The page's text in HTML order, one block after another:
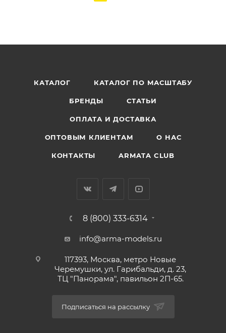
КАТАЛОГ КАТАЛОГ ПО МАСШТАБУ
БРЕНДЫ СТАТЬИ
ОПЛАТА И ДОСТАВКА
ОПТОВЫМ КЛИЕНТАМ О НАС
КОНТАКТЫ ARMATA CLUB
8 (800) 333-6314
info@arma-models.ru
117393, Москва, метро Новые
Черемушки, ул. Гарибальди, д. 23,
ТЦ "Панорама", павильон 2П-65.
Подписаться на рассылку